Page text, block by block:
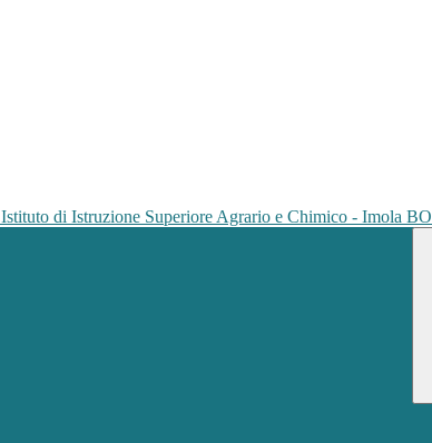
Istituto di Istruzione Superiore Agrario e Chimico - Imola BO